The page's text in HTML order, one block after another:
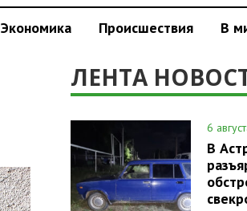
Экономика Происшествия В
ЛЕНТА
6
В